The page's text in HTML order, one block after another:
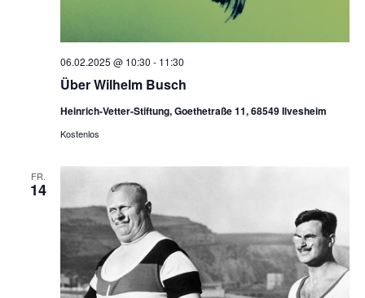
Über Wilhelm Busch
06.02.2025 @ 10:30 - 11:30
Heinrich-Vetter-Stiftung, Goethetraße 11, 68549 Ilvesheim
Kostenlos
FR.
14